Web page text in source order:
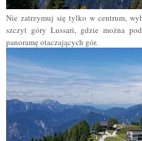
Nie zatrzymuj się tylko w centrum,
szczyt góry Lussari, gdzie można
panoramę otaczających gór.